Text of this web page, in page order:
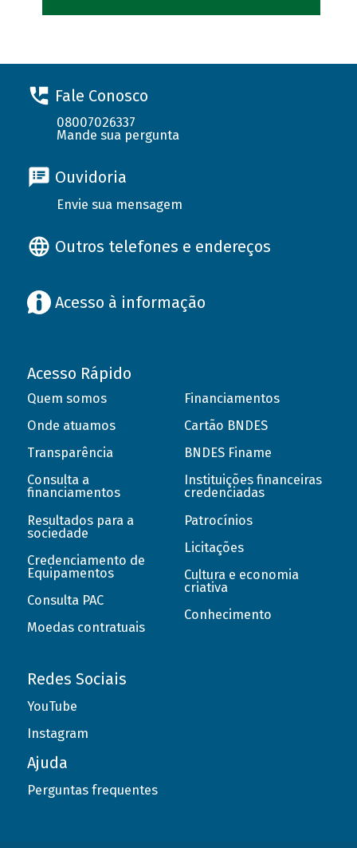
Fale Conosco
08007026337
Mande sua pergunta
Ouvidoria
Envie sua mensagem
Outros telefones e endereços
Acesso à informação
Acesso Rápido
Quem somos
Onde atuamos
Transparência
Consulta a
financiamentos
Resultados para a
sociedade
Credenciamento de
Equipamentos
Consulta PAC
Moedas contratuais
Financiamentos
Cartão BNDES
BNDES Finame
Instituições financeiras
credenciadas
Patrocínios
Licitações
Cultura e economia
criativa
Conhecimento
Redes Sociais
YouTube
Instagram
Ajuda
Perguntas frequentes